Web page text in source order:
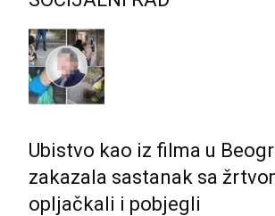
Ubistvo kao iz filma u
zakazala sastanak sa
opljačkali i pobjegli